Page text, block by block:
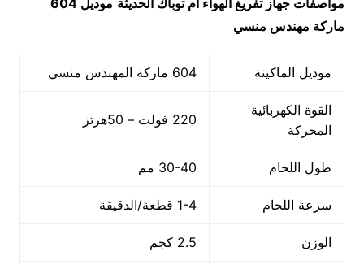
مواصفات جهاز تفريغ الهواء ام توباك الحديثة موديل 604
ماركة مهندس منسي
موديل الماكينة 604 ماركة المهندس منسي
القوة الكهربائية
المحركة
220 فولت – 50هرتز
طول اللحام 30-40 مم
سرعة اللحام 1-4 قطعة/الدقيقة
الوزن 2.5 كجم